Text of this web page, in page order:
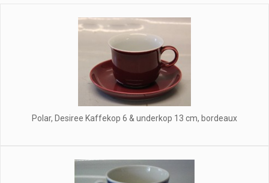
Polar, Desiree Kaffekop 6 & underkop 13 cm, bordeaux